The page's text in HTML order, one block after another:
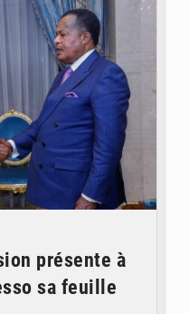
présente à
sa feuille